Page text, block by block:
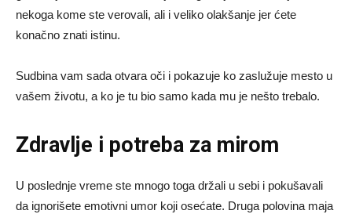
nekoga kome ste verovali, ali i veliko olakšanje jer ćete
konačno znati istinu.
Sudbina vam sada otvara oči i pokazuje ko zaslužuje mesto u
vašem životu, a ko je tu bio samo kada mu je nešto trebalo.
Zdravlje i potreba za mirom
U poslednje vreme ste mnogo toga držali u sebi i pokušavali
da ignorišete emotivni umor koji osećate. Druga polovina maja